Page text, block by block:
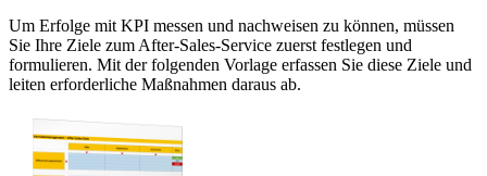
Um Erfolge mit KPI messen und nachweisen zu können, müssen
Sie Ihre Ziele zum After-Sales-Service zuerst festlegen und
formulieren. Mit der folgenden Vorlage erfassen Sie diese Ziele und
leiten erforderliche Maßnahmen daraus ab.